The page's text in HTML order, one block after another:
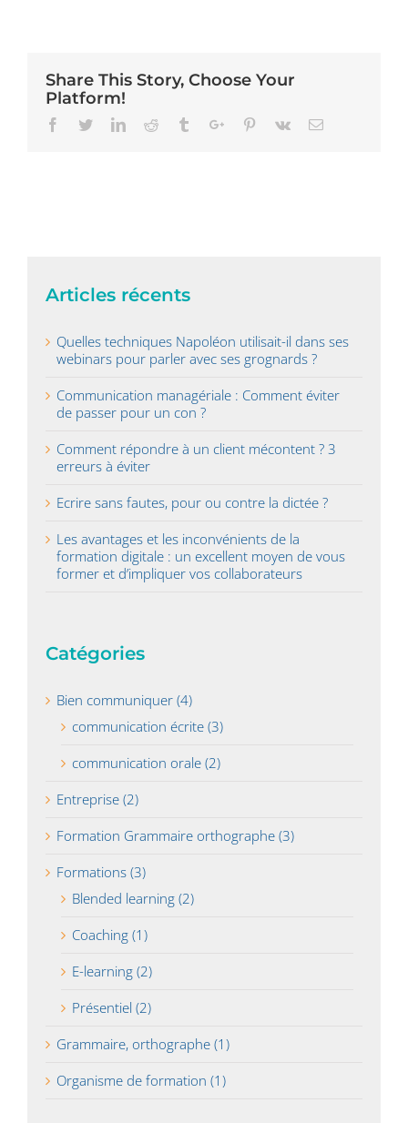
Share This Story, Choose Your
Platform!
Facebook
TwitterLinkedinReddit TumblrGoogle+Pinterest
Vk Email
Articles récents
Quelles techniques Napoléon utilisait-il dans ses
webinars pour parler avec ses grognards ?
Communication managériale : Comment éviter
de passer pour un con ?
Comment répondre à un client mécontent ? 3
erreurs à éviter
Ecrire sans fautes, pour ou contre la dictée ?
Les avantages et les inconvénients de la
formation digitale : un excellent moyen de vous
former et d’impliquer vos collaborateurs
Catégories
Bien communiquer (4)
communication écrite (3)
communication orale (2)
Entreprise (2)
Formation Grammaire orthographe (3)
Formations (3)
Blended learning (2)
Coaching (1)
E-learning (2)
Présentiel (2)
Grammaire, orthographe (1)
Organisme de formation (1)